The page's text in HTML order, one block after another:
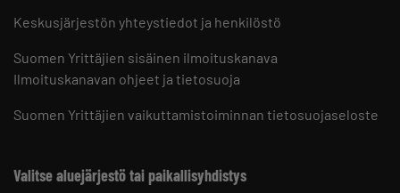
Keskusjärjestön yhteystiedot ja henkilöstö
Suomen Yrittäjien sisäinen ilmoituskanava
Ilmoituskanavan ohjeet ja tietosuoja
Suomen Yrittäjien vaikuttamistoiminnan tietosuojaseloste
Valitse aluejärjestö tai paikallisyhdistys